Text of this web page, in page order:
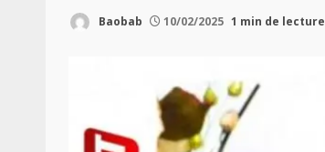
Baobab 10/02/2025 1 min de lecture